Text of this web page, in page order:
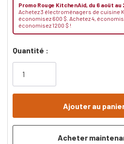
Minerai noir
KFDD948SBE $12299.99
Promo Rouge KitchenAid, du 6 aoüt
Achetez 3 électroménagers de cuisine
économisez 600 $. Achetez 4,
économisez 1200 $ !
Dépêchez-
vous!
plus
Quantité :